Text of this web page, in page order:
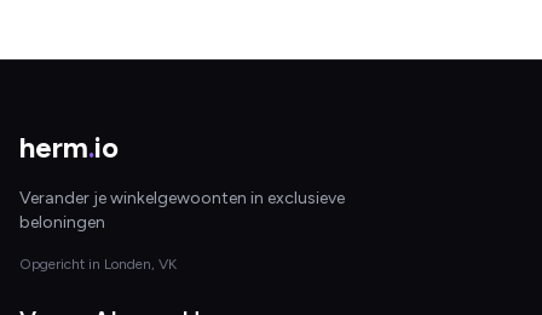
herm.io
Verander je winkelgewoonten in exclusieve
beloningen
Opgericht in Londen, VK